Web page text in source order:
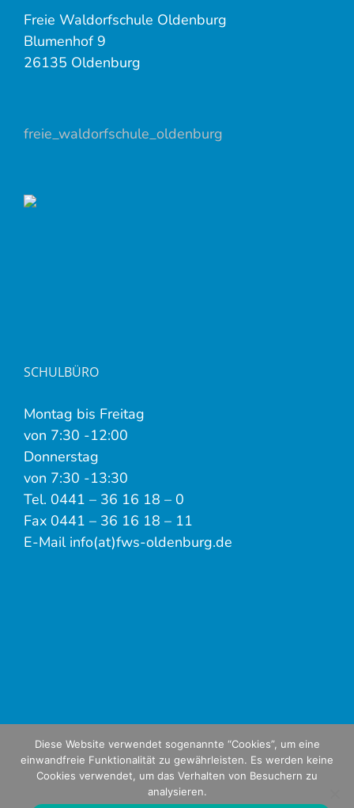
Freie Waldorfschule Oldenburg
Blumenhof 9
26135 Oldenburg
freie_waldorfschule_oldenburg
SCHULBÜRO
Montag bis Freitag
von 7:30 -12:00
Donnerstag
von 7:30 -13:30
Tel. 0441 – 36 16 18 – 0
Fax 0441 – 36 16 18 – 11
E-Mail info(at)fws-oldenburg.de
Diese Website verwendet sogenannte “Cookies”, um eine
einwandfreie Funktionalität zu gewährleisten. Es werden keine
Cookies verwendet, um das Verhalten von Besuchern zu
analysieren.